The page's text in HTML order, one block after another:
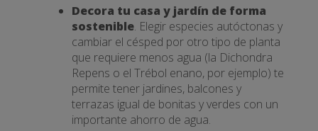
Decora tu casa y jardín de forma
sostenible. Elegir especies autóctonas y
cambiar el césped por otro tipo de planta
que requiere menos agua (la Dichondra
Repens o el Trébol enano, por ejemplo) te
permite tener jardines, balcones y
terrazas igual de bonitas y verdes con un
importante ahorro de agua.